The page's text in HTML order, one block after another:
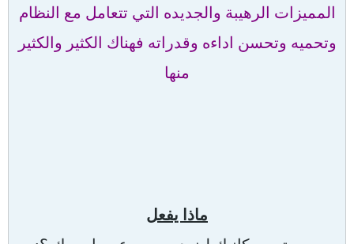
المميزات الرهيبة والجديده التي تتعامل مع النظام
وتحميه وتحسن اداءه وقدراته فهناك الكثير والكثير
منها
ماذا يفعل